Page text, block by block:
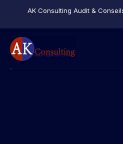
AK Consulting Audit &